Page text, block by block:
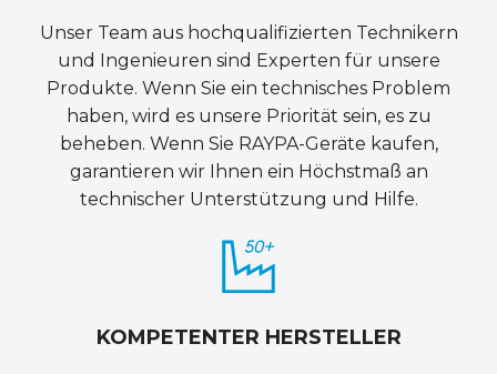
Unser Team aus hochqualifizierten Technikern
und Ingenieuren sind Experten für unsere
Produkte. Wenn Sie ein technisches Problem
haben, wird es unsere Priorität sein, es zu
beheben. Wenn Sie RAYPA-Geräte kaufen,
garantieren wir Ihnen ein Höchstmaß an
technischer Unterstützung und Hilfe.
KOMPETENTER HERSTELLER